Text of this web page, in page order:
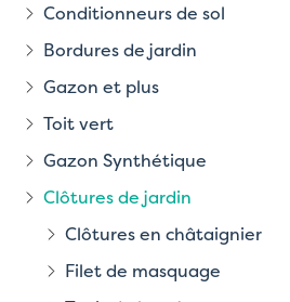
Conditionneurs de sol
Bordures de jardin
Gazon et plus
Toit vert
Gazon Synthétique
Clôtures de jardin
Clôtures en châtaignier
Filet de masquage